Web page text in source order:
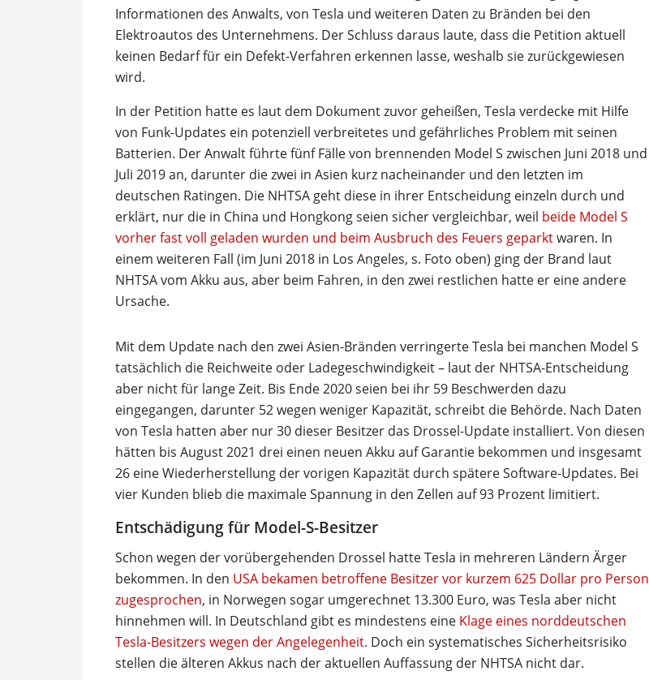
Informationen des Anwalts, von Tesla und weiteren Daten zu Bränden bei den
Elektroautos des Unternehmens. Der Schluss daraus laute, dass die Petition aktuell
keinen Bedarf für ein Defekt-Verfahren erkennen lasse, weshalb sie zurückgewiesen
wird.
In der Petition hatte es laut dem Dokument zuvor geheißen, Tesla verdecke mit Hilfe
von Funk-Updates ein potenziell verbreitetes und gefährliches Problem mit seinen
Batterien. Der Anwalt führte fünf Fälle von brennenden Model S zwischen Juni 2018 und
Juli 2019 an, darunter die zwei in Asien kurz nacheinander und den letzten im
deutschen Ratingen. Die NHTSA geht diese in ihrer Entscheidung einzeln durch und
erklärt, nur die in China und Hongkong seien sicher vergleichbar, weil beide Model S
vorher fast voll geladen wurden und beim Ausbruch des Feuers geparktwaren. In
einem weiteren Fall (im Juni 2018 in Los Angeles, s. Foto oben) ging der Brand laut
NHTSA vom Akku aus, aber beim Fahren, in den zwei restlichen hatte er eine andere
Ursache.
Mit dem Update nach den zwei Asien-Bränden verringerte Tesla bei manchen Model S
tatsächlich die Reichweite oder Ladegeschwindigkeit – laut der NHTSA-Entscheidung
aber nicht für lange Zeit. Bis Ende 2020 seien bei ihr 59 Beschwerden dazu
eingegangen, darunter 52 wegen weniger Kapazität, schreibt die Behörde. Nach Daten
von Tesla hatten aber nur 30 dieser Besitzer das Drossel-Update installiert. Von diesen
hätten bis August 2021 drei einen neuen Akku auf Garantie bekommen und insgesamt
26 eine Wiederherstellung der vorigen Kapazität durch spätere Software-Updates. Bei
vier Kunden blieb die maximale Spannung in den Zellen auf 93 Prozent limitiert.
Entschädigung für Model-S-Besitzer
Schon wegen der vorübergehenden Drossel hatte Tesla in mehreren Ländern Ärger
bekommen. In den USA bekamen betroffene Besitzer vor kurzem 625 Dollar pro Person
zugesprochen, in Norwegen sogar umgerechnet 13.300 Euro, was Tesla aber nicht
hinnehmen will. In Deutschland gibt es mindestens eine Klage eines norddeutschen
Tesla-Besitzers wegen der Angelegenheit. Doch ein systematisches Sicherheitsrisiko
stellen die älteren Akkus nach der aktuellen Auffassung der NHTSA nicht dar.